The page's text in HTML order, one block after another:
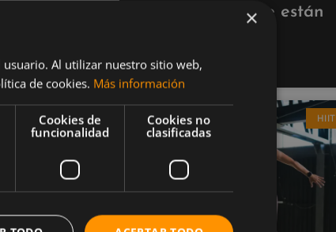
que no
a la otra
estrés
que
hacer cardio que están
resultados
HIIT
×
Al utilizar nuestro sitio web,
de cookies. Más información
Cookies de
funcionalidad
Cookies no
clasificadas